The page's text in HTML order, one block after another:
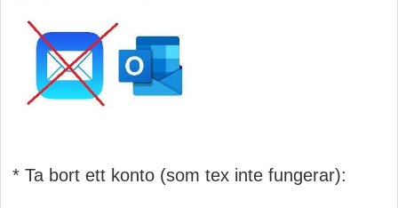
* Ta bort ett konto (som tex inte fungerar):